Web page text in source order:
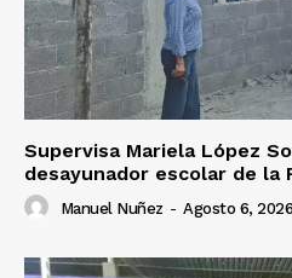
Supervisa Mariela López
desayunador escolar de la
Manuel Nuñez - Agosto 6, 2026